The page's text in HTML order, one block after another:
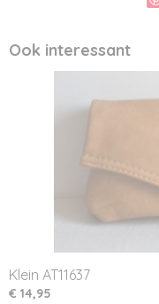
Ook interessant
Klein AT11637
€ 14,95